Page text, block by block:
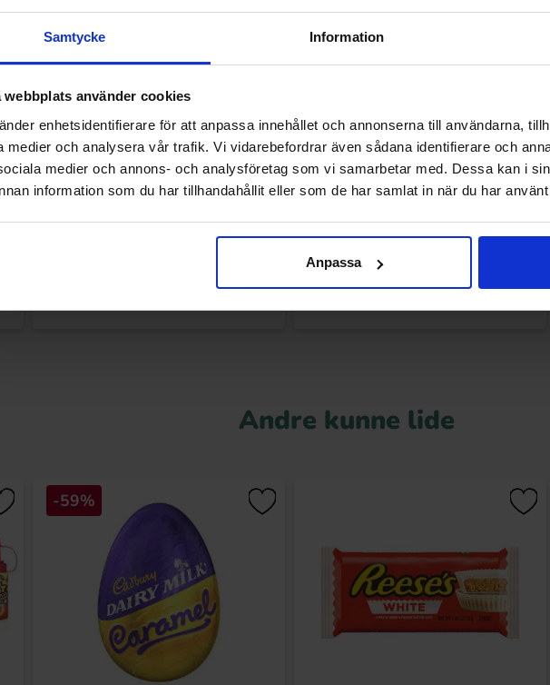
Samtycke Information
webbplats använder cookies
enhetsidentifierare för att anpassa innehållet och annonserna till användarna,
medier och analysera vår trafik. Vi vidarebefordrar även sådana identifierare och
medier och annons- och analysföretag som vi samarbetar med. Dessa kan i
information som du har tillhandahållit eller som de har samlat in när du har
Anpassa
M&Ms Peanut 330g
69.90 kr
Butterfinger Chokolade French Toast
28.90 kr
Andre kunne lide
-59%